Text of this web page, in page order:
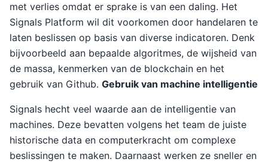
met verlies omdat er sprake is van een daling. Het
Signals Platform wil dit voorkomen door handelaren te
laten beslissen op basis van diverse indicatoren. Denk
bijvoorbeeld aan bepaalde algoritmes, de wijsheid van
de massa, kenmerken van de blockchain en het
gebruik van Github. Gebruik van machine intelligentie
Signals hecht veel waarde aan de intelligentie van
machines. Deze bevatten volgens het team de juiste
historische data en computerkracht om complexe
beslissingen te maken. Daarnaast werken ze sneller en